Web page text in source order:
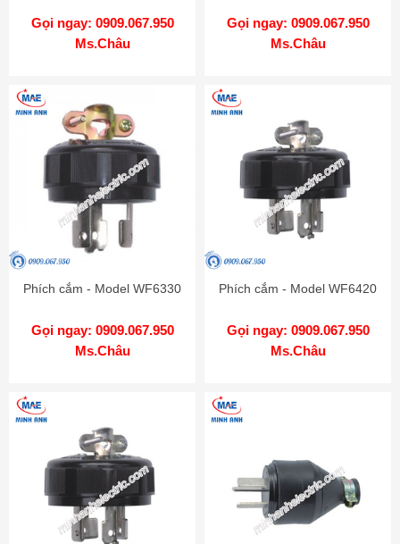
Gọi ngay: 0909.067.950
Ms.Châu
Gọi ngay: 0909.067.950
Ms.Châu
Phích cắm - Model WF6330
Gọi ngay: 0909.067.950
Ms.Châu
Phích cắm - Model WF6420
Gọi ngay: 0909.067.950
Ms.Châu